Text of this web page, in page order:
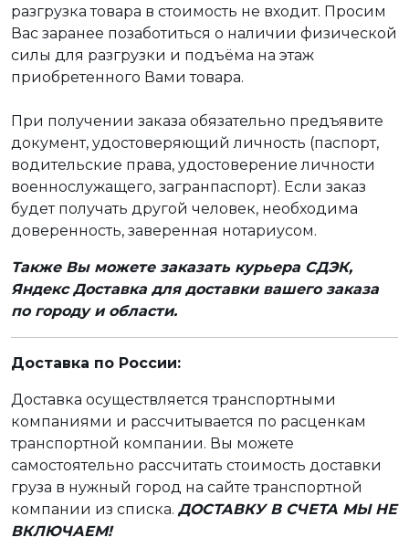
разгрузка товара в стоимость не входит. Просим
Вас заранее позаботиться о наличии физической
силы для разгрузки и подъёма на этаж
приобретенного Вами товара.
При получении заказа обязательно предъявите
документ, удостоверяющий личность (паспорт,
водительские права, удостоверение личности
военнослужащего, загранпаспорт). Если заказ
будет получать другой человек, необходима
доверенность, заверенная нотариусом.
Также Вы можете заказать курьера СДЭК,
Яндекс Доставка для доставки вашего заказа
по городу и области.
Доставка по России:
Доставка осуществляется транспортными
компаниями и рассчитывается по расценкам
транспортной компании. Вы можете
самостоятельно рассчитать стоимость доставки
груза в нужный город на сайте транспортной
компании из списка. ДОСТАВКУ В СЧЕТА МЫ НЕ
ВКЛЮЧАЕМ!